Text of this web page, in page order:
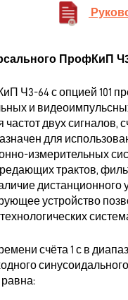
ПрофКиП Ч3-
Ч3-64 с опцией 101
и
двух сигналов,
для
измерительных
трактов,
устройство
счёта 1 с в